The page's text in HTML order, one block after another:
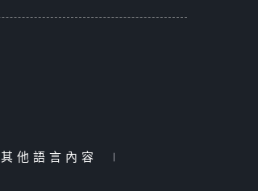
其他語言內容 |